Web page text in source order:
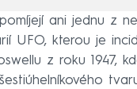
ani jednu z
UFO, kterou je
z roku 1947,